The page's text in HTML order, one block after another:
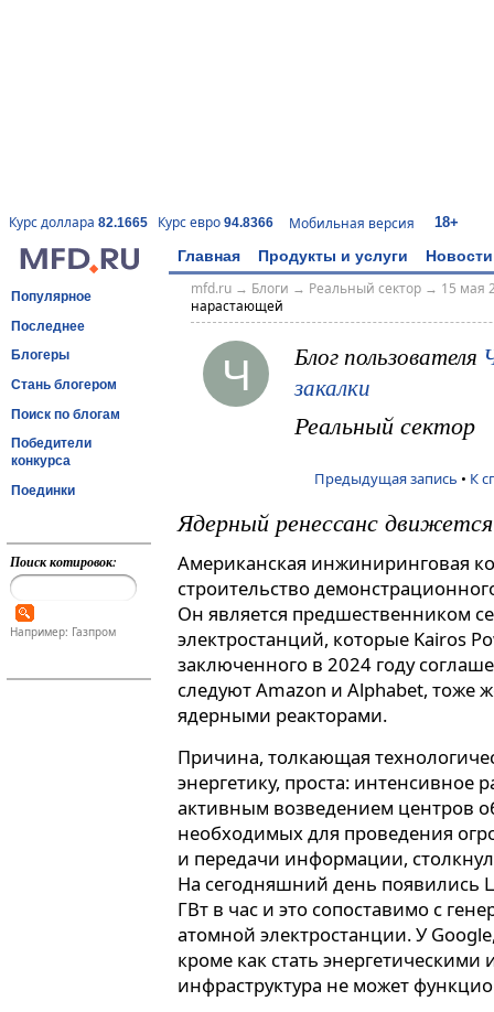
Курс доллара 82.1665 Курс евро 94.8366 Мобильная версия 18+
Главная Продукты и услуги Новости
Популярное
Последнее
Блогеры
Стань блогером
Поиск по блогам
Победители
конкурса
Поединки
Поиск котировок:
Например: Газпром
mfd.ru→ Блоги → Реальный сектор→ 15 мая
нарастающей
Ч Блог пользователя
закалки
Реальный сектор
Предыдущая запись • К
Ядерный ренессанс
Американская инжиниринговая
строительство
Он является предшественником
электростанций, которые Kairos
заключенного в 2024 году
следуют Amazon и Alphabet,
ядерными реакторами.
Причина, толкающая
энергетику, проста: интенсивное
активным возведением центров
необходимых для проведения
и передачи информации,
На сегодняшний день появились
ГВт в час и это сопоставимо с
атомной электростанции. У
кроме как стать энергетическими
инфраструктура не может